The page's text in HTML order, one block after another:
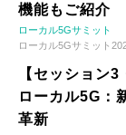
機能もご紹介
ローカル5Gサミット
ローカル5Gサミット
【セッション
ローカル5G：
革新